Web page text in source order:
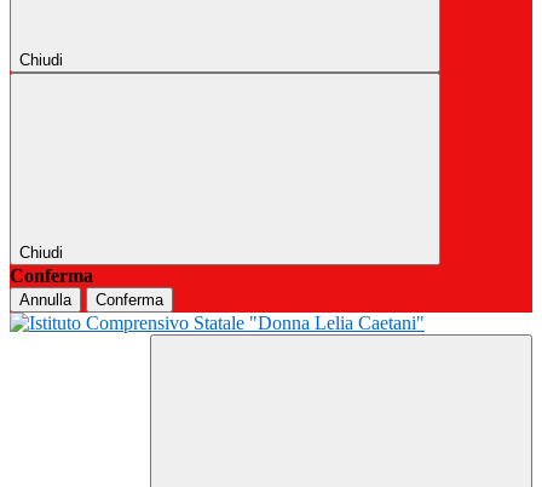
Chiudi
Chiudi
Conferma
Annulla Conferma